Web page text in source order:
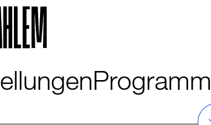
Programm